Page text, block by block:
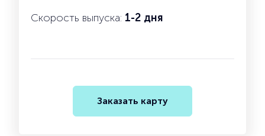
Скорость выпуска: 1-2 дня
Заказать карту